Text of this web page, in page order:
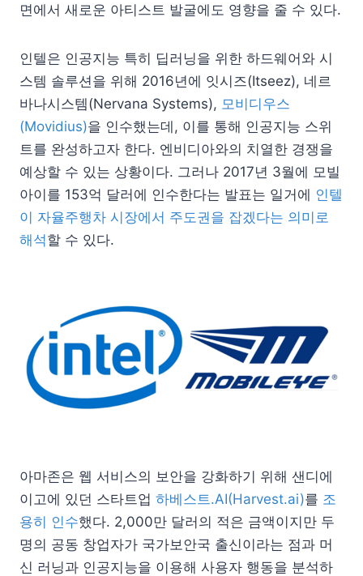
면에서 새로운 아티스트 발굴에도 영향을 줄 수 있다.
인텔은 인공지능 특히 딥러닝을 위한 하드웨어와 시
스템 솔루션을 위해 2016년에 잇시즈(Itseez), 네르
바나시스템(Nervana Systems), 모비디우스
(Movidius)을 인수했는데, 이를 통해 인공지능 스위
트를 완성하고자 한다. 엔비디아와의 치열한 경쟁을
예상할 수 있는 상황이다. 그러나 2017년 3월에 모빌
아이를 153억 달러에 인수한다는 발표는 일거에 인텔
이 자율주행차 시장에서 주도권을 잡겠다는 의미로
해석할 수 있다.
아마존은 웹 서비스의 보안을 강화하기 위해 샌디에
이고에 있던 스타트업 하베스트.AI(Harvest.ai)를 조
용히 인수했다. 2,000만 달러의 적은 금액이지만 두
명의 공동 창업자가 국가보안국 출신이라는 점과 머
신 러닝과 인공지능을 이용해 사용자 행동을 분석하